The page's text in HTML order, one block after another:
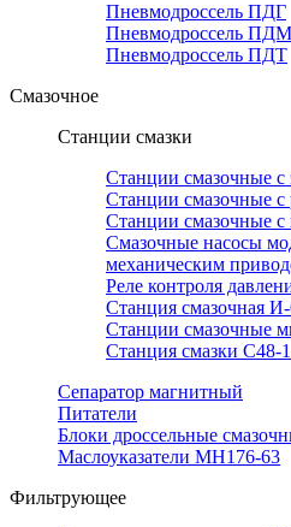
Пневмодроссель ПДГ
Пневмодроссель ПДМ
Пневмодроссель ПДТ
Смазочное
Станции смазки
Станции смазочные с
Станции смазочные
Станции смазочные
Смазочные насосы
механическим
Реле контроля
Станция смазочная
Станции смазочные
Станция смазки С48-1
Сепаратор магнитный
Питатели
Блоки дроссельные
Маслоуказатели МН176-63
Фильтрующее